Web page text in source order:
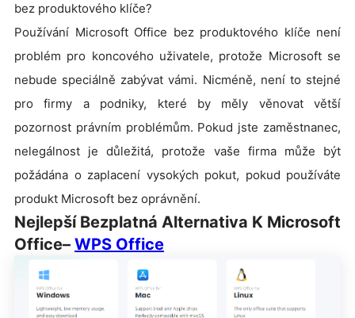
bez produktového klíče?
Používání Microsoft Office bez produktového klíče není
problém pro koncového uživatele, protože Microsoft se
nebude speciálně zabývat vámi. Nicméně, není to stejné
pro firmy a podniky, které by měly věnovat větší
pozornost právním problémům. Pokud jste zaměstnanec,
nelegálnost je důležitá, protože vaše firma může být
požádána o zaplacení vysokých pokut, pokud používáte
produkt Microsoft bez oprávnění.
Nejlepší Bezplatná Alternativa K Microsoft
Office– WPS Office